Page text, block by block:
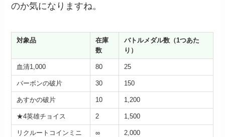
のか気になりますね。
対象品
在庫
数
バトルメダル数（1つあた
り）
血清1,000 80 25
バーボンの破片 30 150
あすかの破片 10 1,200
★4英雄チョイス 2 1,500
リクルートコインミニ ∞ 2,000